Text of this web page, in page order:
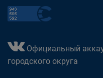
Официальный
городского округа